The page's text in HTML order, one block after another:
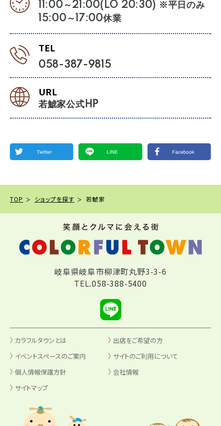
11:00～21:00(LO 20:30) ※平日のみ
15:00～17:00休業
TEL
058-387-9815
URL
若鯱家公式HP
TOP ショップを探す 若鯱家
岐阜県岐阜市柳津町丸野3-3-6
TEL.058-388-5400
カラフルタウンとは
出店をご希望の方
イベントスペースのご案内
サイトのご利用について
個人情報保護方針
会社情報
サイトマップ